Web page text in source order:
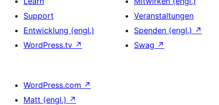
Support
Entwicklung (engl.)
WordPress.tv ↗
Veranstaltungen
Spenden (engl.) ↗
Swag ↗
WordPress.com ↗
Matt (engl.) ↗